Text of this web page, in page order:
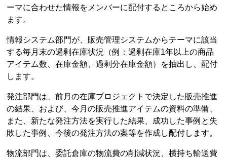
ーマに合わせた情報をメンバーに配付するところから始め
ます。
情報システム部門が、販売管理システムからテーマに該当
する毎月末の過剰在庫状況（例：過剰在庫1年以上の商品
アイテム数、在庫金額、過剰分在庫金額）を抽出し、配付
します。
発注部門は、前月の在庫プロジェクトで決定した販売推進
の結果、および、今月の販売推進アイテムの資料の準備、
また、新たな発注方法を実行した結果、成功した事例と失
敗した事例、今後の発注方法の案等を作成し配付します。
物流部門は、委託倉庫の物流費の削減状況、横持ち輸送費